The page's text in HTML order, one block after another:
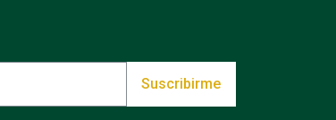
Suscribirme